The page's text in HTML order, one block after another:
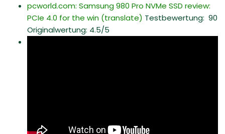
pcworld.com: Samsung 980 Pro NVMe SSD review:
PCIe 4.0 for the win (translate) Testbewertung: 90
Originalwertung: 4.5/5